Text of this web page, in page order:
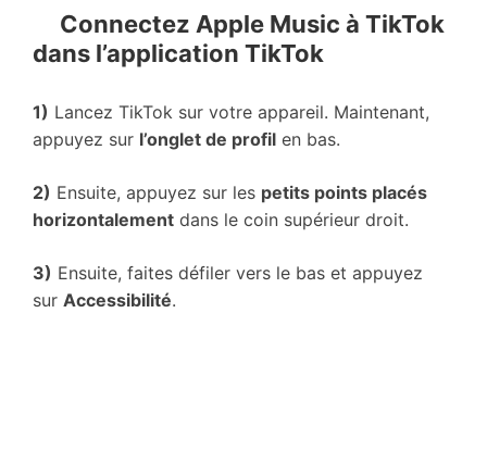
Connectez Apple Music à TikTok
dans l’application TikTok
1) Lancez TikTok sur votre appareil. Maintenant,
appuyez sur l’onglet de profil en bas.
2) Ensuite, appuyez sur les petits points placés
horizontalement dans le coin supérieur droit.
3) Ensuite, faites défiler vers le bas et appuyez
sur Accessibilité.